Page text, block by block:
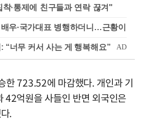
·통제에 친구들과 연락 끊겨"
우·국가대표 병행하더니…근황이
한 723.52에 마감했다. 개인과 기
42억원을 사들인 반면 외국인은
.